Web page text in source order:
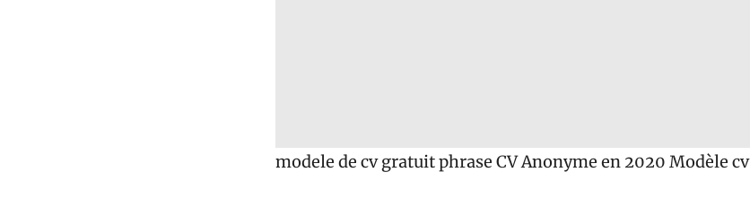
modele de cv gratuit phrase CV Anonyme en 2020 Modèle cv